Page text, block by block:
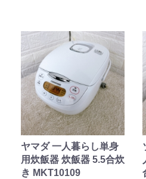
ヤマダ 一人暮らし単身
用炊飯器 炊飯器 5.5合炊
き MKT10109